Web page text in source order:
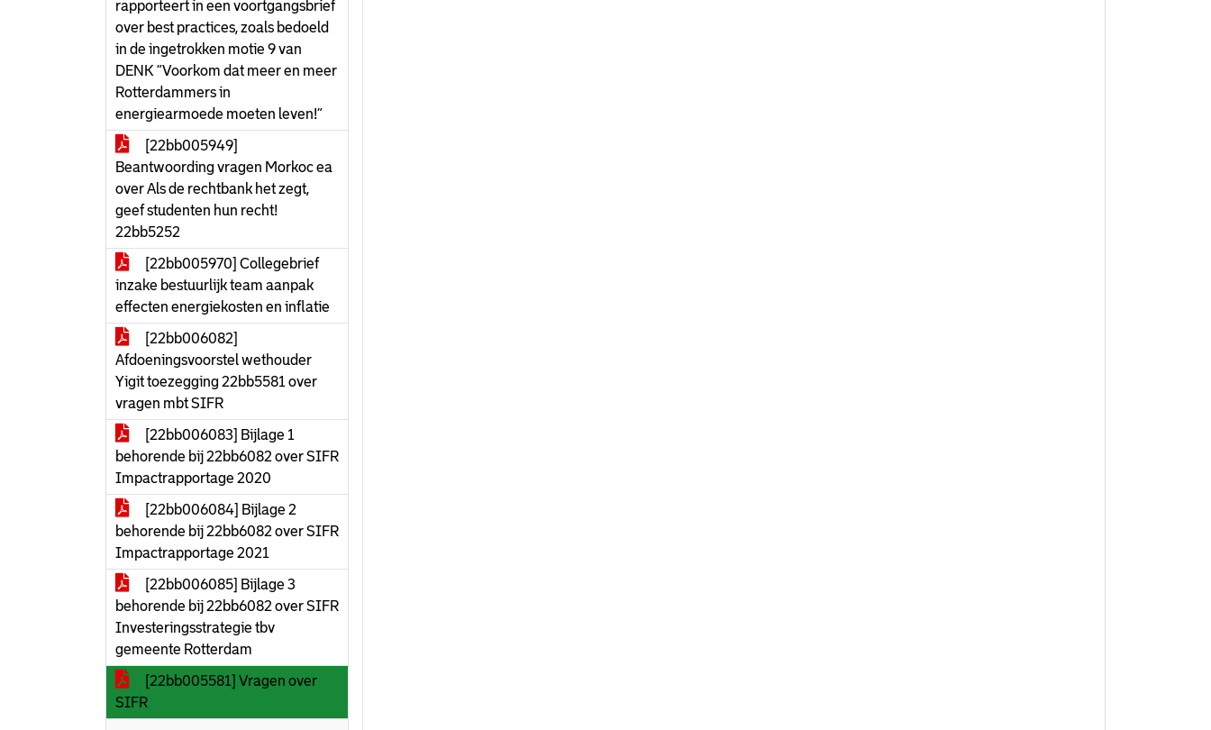
rapporteert in een voortgangsbrief
over best practices, zoals bedoeld
in de ingetrokken motie 9 van
DENK “Voorkom dat meer en meer
Rotterdammers in
energiearmoede moeten leven!”
[22bb005949]
Beantwoording vragen Morkoc ea
over Als de rechtbank het zegt,
geef studenten hun recht!
22bb5252
[22bb005970] Collegebrief
inzake bestuurlijk team aanpak
effecten energiekosten en inflatie
[22bb006082]
Afdoeningsvoorstel wethouder
Yigit toezegging 22bb5581 over
vragen mbt SIFR
[22bb006083] Bijlage 1
behorende bij 22bb6082 over SIFR
Impactrapportage 2020
[22bb006084] Bijlage 2
behorende bij 22bb6082 over SIFR
Impactrapportage 2021
[22bb006085] Bijlage 3
behorende bij 22bb6082 over SIFR
Investeringsstrategie tbv
gemeente Rotterdam
[22bb005581] Vragen over
SIFR